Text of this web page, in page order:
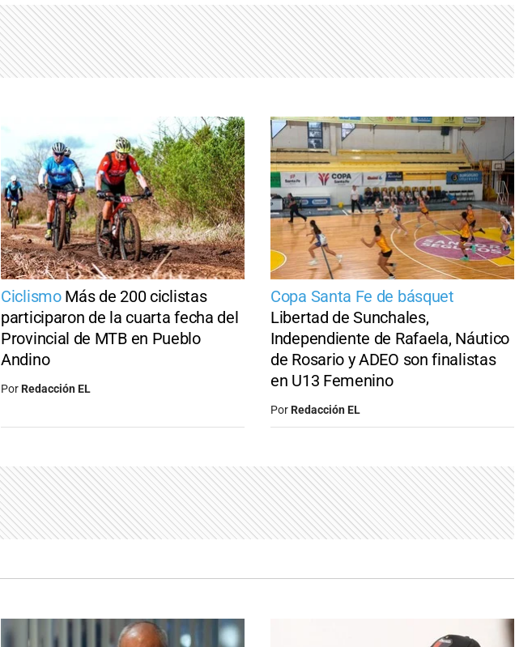
Ciclismo Más de 200 ciclistas
participaron de la cuarta fecha del
Provincial de MTB en Pueblo
Andino
PorRedacción EL
Copa Santa Fe de básquet
Libertad de Sunchales,
Independiente de Rafaela, Náutico
de Rosario y ADEO son finalistas
en U13 Femenino
PorRedacción EL